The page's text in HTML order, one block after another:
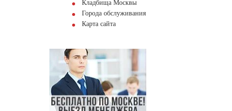
Кладбища Москвы
Города обслуживания
Карта сайта